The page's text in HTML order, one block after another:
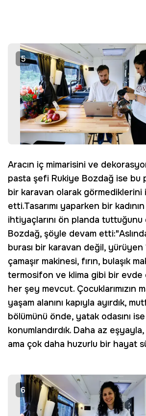
5
Aracın iç mimarisini ve
pasta şefi Rukiye Bozdağ ise bu
bir karavan olarak görmediklerini
etti.Tasarımı yaparken bir
ihtiyaçlarını ön planda
Bozdağ, şöyle devam
burası bir karavan değil, yürüyen
çamaşır makinesi, fırın, bulaşık
termosifon ve klima gibi bir evde
her şey mevcut. Çocuklarımızın
yaşam alanını kapıyla ayırdık,
bölümünü önde, yatak odasını
konumlandırdık. Daha az
ama çok daha huzurlu bir hayat
6